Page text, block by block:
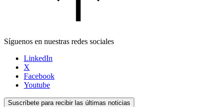
Síguenos en nuestras redes sociales
LinkedIn
X
Facebook
Youtube
Suscríbete para recibir las últimas noticias